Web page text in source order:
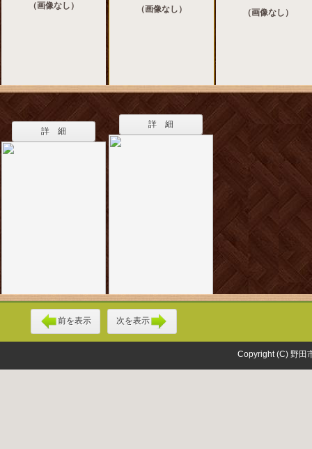
（画像なし） （画像なし） （画像なし）
詳 細
詳 細
前を表示 次を表示
Copyright (C) 野田